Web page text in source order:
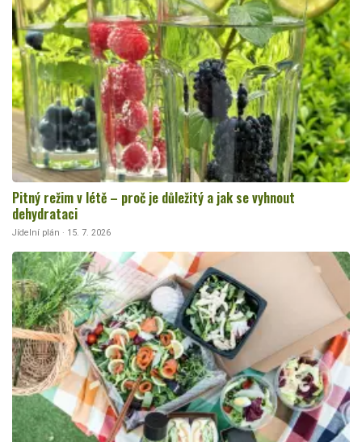
Pitný režim v létě – proč je důležitý a jak se vyhnout
dehydrataci
Jídelní plán · 15. 7. 2026